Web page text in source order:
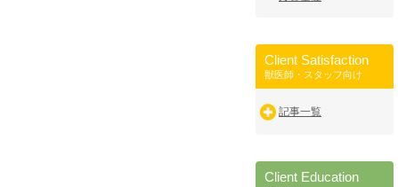
Client Satisfaction
獣医師・スタッフ向け
記事一覧
Client Education